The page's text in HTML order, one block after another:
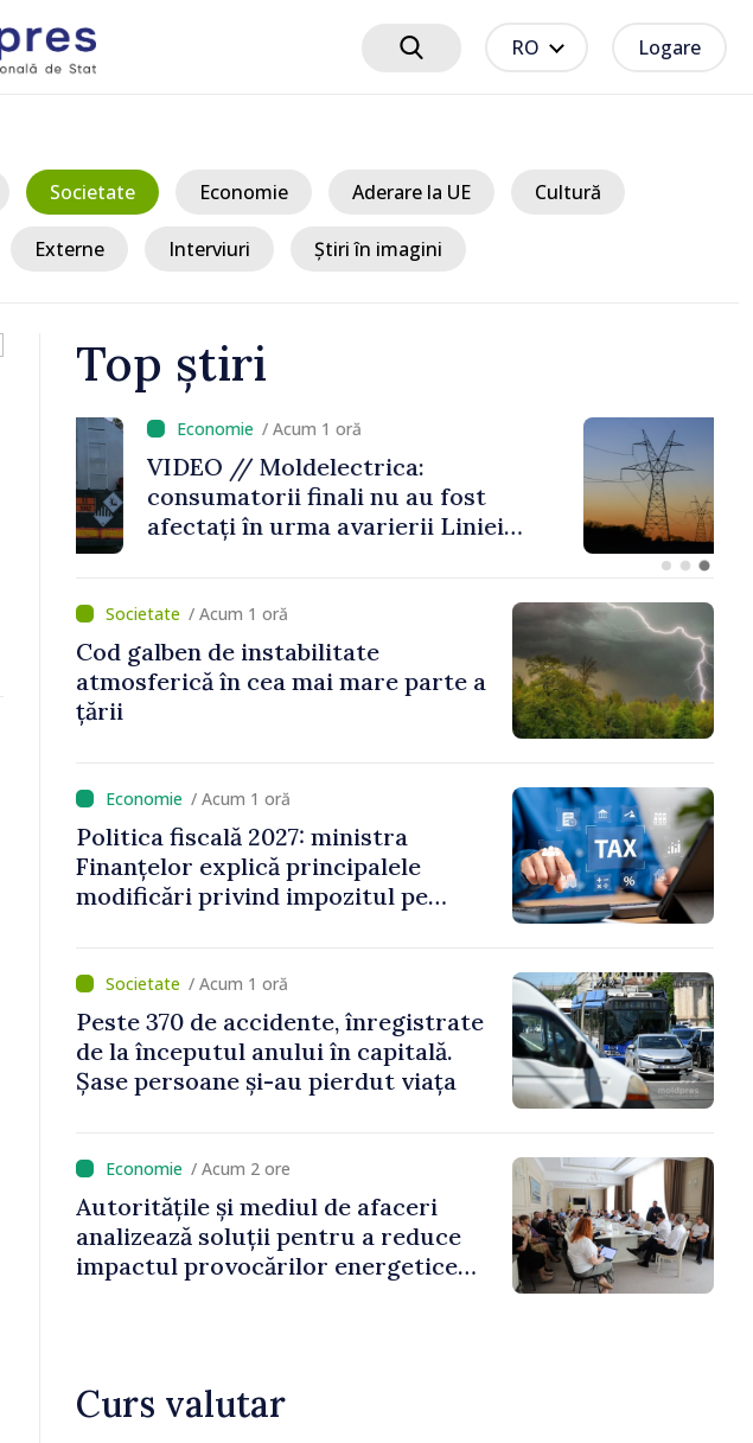
RO Logare
Societate Economie Aderare la UE Cultură
Externe Interviuri Știri în imagini
Top știri
/ Acum 1 oră
VIDEO // Moldelectrica:
consumatorii finali nu au fost
afectați în urma avarierii Liniei
Bălți–Dnestrovsk. Lucrările de
prioritar / Acum 1 oră
Cod galben de instabilitate
atmosferică în cea mai mare parte a
țării
/ Acum 1 oră
Politica fiscală 2027: ministra
Finanțelor explică principalele
modificări privind impozitul pe
/ Acum 1 oră
Peste 370 de accidente, înregistrate
de la începutul anului în capitală.
Șase persoane și-au pierdut viața
/ Acum 2 ore
Autoritățile și mediul de afaceri
analizează soluții pentru a reduce
impactul provocărilor energetice
Curs valutar